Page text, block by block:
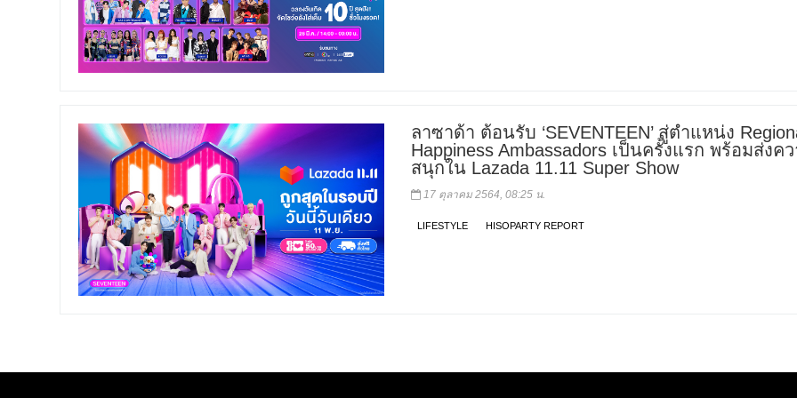
ลาซาด้า ต้อนรับ ‘SEVENTEEN’ สู่ตำแหน่ง
Happiness Ambassadors เป็นครั้งแรก พร้อมส่งค
สนุกใน Lazada 11.11 Super Show
17 ตุลาคม 2564, 08:25 น.
LIFESTYLE HISOPARTY REPORT